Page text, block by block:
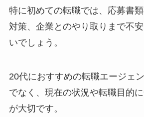
特に初めての転職では、応募書
対策、企業とのやり取りまで不
いでしょう。
20代におすすめの転職エージェ
でなく、現在の状況や転職目的
が大切です。